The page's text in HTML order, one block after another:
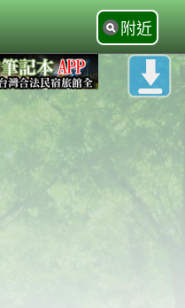
附近